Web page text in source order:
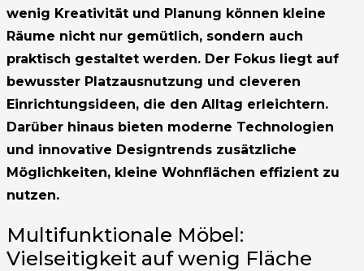
wenig Kreativität und Planung können kleine
Räume nicht nur gemütlich, sondern auch
praktisch gestaltet werden. Der Fokus liegt auf
bewusster Platzausnutzung und cleveren
Einrichtungsideen, die den Alltag erleichtern.
Darüber hinaus bieten moderne Technologien
und innovative Designtrends zusätzliche
Möglichkeiten, kleine Wohnflächen effizient zu
nutzen.
Multifunktionale Möbel:
Vielseitigkeit auf wenig Fläche